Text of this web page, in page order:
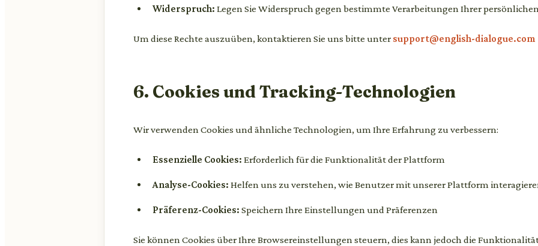
Widerspruch: Legen Sie Widerspruch gegen bestimmte Verarbeitungen Ihrer
Um diese Rechte auszuüben, kontaktieren Sie uns bitte unter support@english-dialogue.com
6. Cookies und Tracking-Technologien
Wir verwenden Cookies und ähnliche Technologien, um Ihre Erfahrung zu verbessern:
Essenzielle Cookies: Erforderlich für die Funktionalität der Plattform
Analyse-Cookies: Helfen uns zu verstehen, wie Benutzer mit unserer Plattform
Präferenz-Cookies: Speichern Ihre Einstellungen und Präferenzen
Sie können Cookies über Ihre Browsereinstellungen steuern, dies kann jedoch die